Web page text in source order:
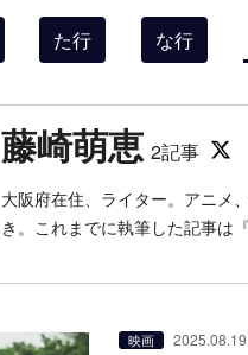
た行 な行
藤崎萌恵 2記事
大阪府在住、ライター。アニメ
き。これまでに執筆した記事は
映画